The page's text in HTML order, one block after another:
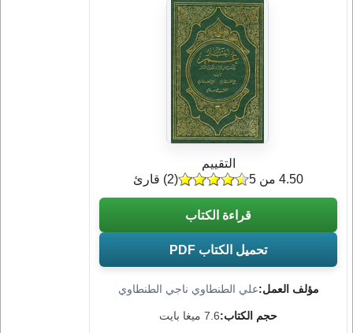
مؤلف العمل:علي الطنطاوي ناجي الطنطاوي
حجم الكتاب:7.6 ميغا بايت
التقييم
(
2) قارئ 4.50 من 5
قراءة الكتاب
تحميل الكتاب PDF